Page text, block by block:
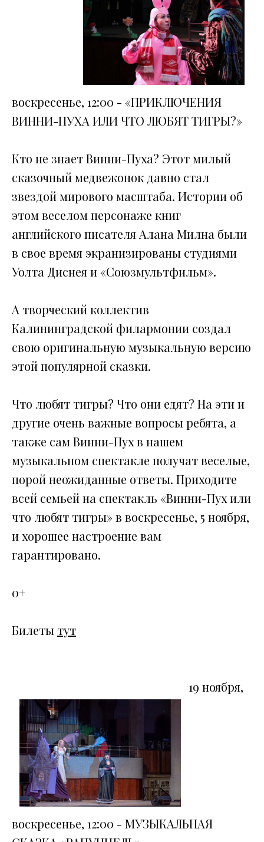
воскресенье, 12:00 - «ПРИКЛЮЧЕНИЯ
ВИННИ-ПУХА ИЛИ ЧТО ЛЮБЯТ ТИГРЫ?»
Кто не знает Винни-Пуха? Этот милый
сказочный медвежонок давно стал
звездой мирового масштаба. Истории об
этом веселом персонаже книг
английского писателя Алана Милна были
в свое время экранизированы студиями
Уолта Диснея и «Союзмультфильм».
А творческий коллектив
Калининградской филармонии создал
свою оригинальную музыкальную версию
этой популярной сказки.
Что любят тигры? Что они едят? На эти и
другие очень важные вопросы ребята, а
также сам Винни-Пух в нашем
музыкальном спектакле получат веселые,
порой неожиданные ответы. Приходите
всей семьей на спектакль «Винни-Пух или
что любят тигры» в воскресенье, 5 ноября,
и хорошее настроение вам
гарантировано.
0+
Билеты тут
19 ноября,
воскресенье, 12:00 - МУЗЫКАЛЬНАЯ